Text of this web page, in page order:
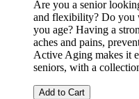
Are you a senior
and flexibility? Do you
you age? Having a
aches and pains,
Active Aging makes it
seniors, with a
Add to Cart